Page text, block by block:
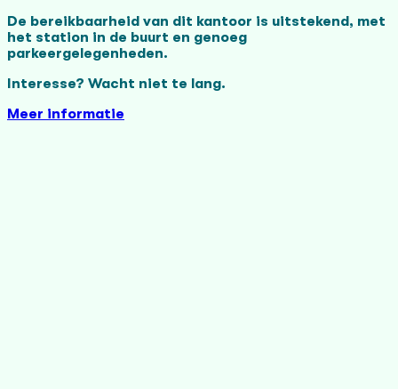
De bereikbaarheid van dit kantoor is uitstekend, met
het station in de buurt en genoeg
parkeergelegenheden.
Interesse? Wacht niet te lang.
Meer informatie